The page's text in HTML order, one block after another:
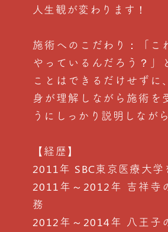
人生観が変わります！
施術へのこだわり：「こ
やっているんだろう？」
ことはできるだけせずに
身が理解しながら施術を
うにしっかり説明しなが
【経歴】
2011年 SBC東京医療大学
2011年～2012年 吉祥寺
務
2012年～2014年 八王子